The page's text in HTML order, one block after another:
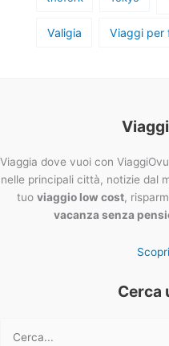
Valigia Viaggi per
Viaggia dove vuoi con
nelle principali città, notizie dal
tuo viaggio low cost,
vacanza senza
Cerca
Cerca: